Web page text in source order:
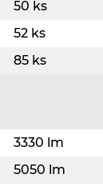
50 ks
52 ks
85 ks
3330 lm
5050 lm